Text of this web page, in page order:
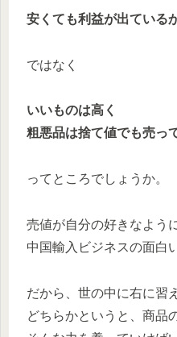
安くても利益が出ている
ではなく
いいものは高く
粗悪品は捨て値でも売っ
ってところでしょうか。
売値が自分の好きなよう
中国輸入ビジネスの面白
だから、世の中に右に習
どちらかというと、商品